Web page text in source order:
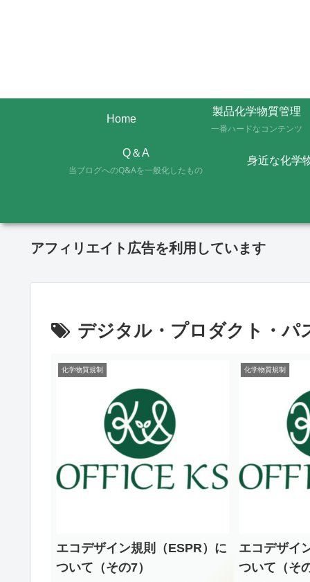
Home
製品化学物質管理
一番ハードなコンテンツ
Q＆A
当ブログへのQ&Aを一般化したもの
身近な化学
アフィリエイト広告を利用しています
デジタル・プロダクト・パ
化学物質規制
エコデザイン規則（ESPR）に
ついて（その7）
化学物質規制
エコデザイ
ついて（そ